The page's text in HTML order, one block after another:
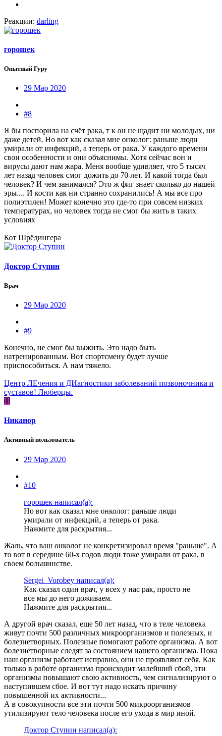
Реакции: darling
горошек
Опытный Гуру
29 Мар 2020
#8
Я бы поспорила на счёт рака, т к он не щадит ни молодых, ни
даже детей. Но вот как сказал мне онколог: раньше люди
умирали от инфекций, а теперь от рака. У каждого времени
свои особенности и они объяснимы. Хотя сейчас вон и
вирусы дают нам жара. Меня вообще удивляет, что 5 тысяч
лет назад человек смог дожить до 70 лет. И какой тогда был
человек? И чем занимался? Это ж фиг знает сколько до нашей
эры.... И кости как ни странно сохранились! А мы все про
полиэтилен! Может конечно это где-то при совсем низких
температурах, но человек тогда не смог бы жить в таких
условиях
Кот Шрёдингера
Доктор Ступин
Врач
29 Мар 2020
#9
Конечно, не смог бы выжить. Это надо быть
натренированным. Вот спортсмену будет лучше
приспособиться. А нам тяжело.
Центр ЛЕчения и ДИагностики заболеваний позвоночника и
суставов! Люберцы.
Н
Никанор
Активный пользователь
29 Мар 2020
#10
горошек написал(а):
Но вот как сказал мне онколог: раньше люди
умирали от инфекций, а теперь от рака.
Нажмите для раскрытия...
Жаль, что ваш онколог не конкретизировал время "раньше". А
то вот в середине 60-х годов люди тоже умирали от рака, в
своем большинстве.
Sergei_Vorobey написал(а):
Как сказал один врач, у всех у нас рак, просто не
все мы до него доживаем.
Нажмите для раскрытия...
А другой врач сказал, еще 50 лет назад, что в теле человека
живут почти 500 различных микроорганизмов и полезных, и
болезнетворных. Полезные помогают работе организма. А вот
болезнетворные следят за состоянием нашего организма. Пока
наш организм работает исправно, они не проявляют себя. Как
только в работе организма происходит малейший сбой, эти
организмы повышают свою активность, чем сигнализируют о
наступившем сбое. И вот тут надо искать причину
повышенной их активности...
А в совокупности все эти почти 500 микроорганизмов
утилизируют тело человека после его ухода в мир иной.
Доктор Ступин написал(а):